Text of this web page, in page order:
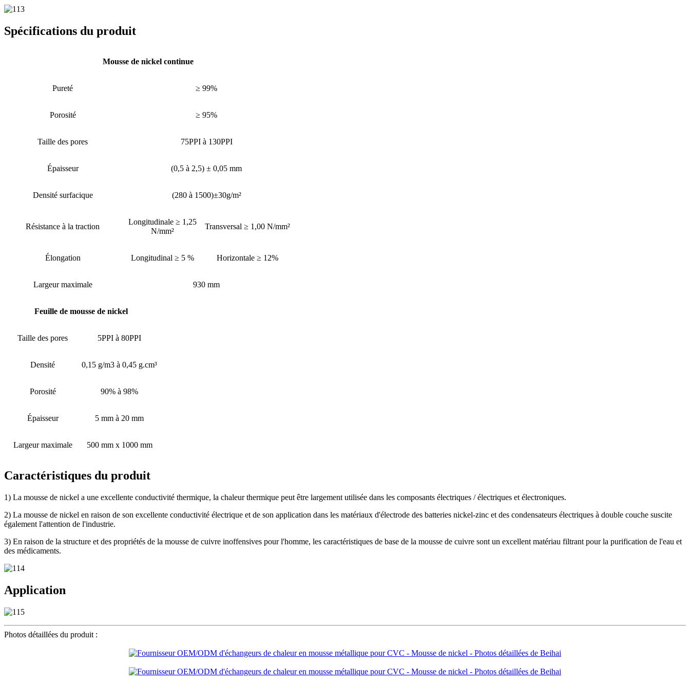
Spécifications du produit
Mousse de nickel continue
Pureté ≥ 99%
Porosité ≥ 95%
Taille des pores 75PPI à 130PPI
Épaisseur (0,5 à 2,5) ± 0,05 mm
Densité surfacique (280 à 1500)±30g/m²
Résistance à la traction
Longitudinale ≥ 1,25
N/mm²
Transversal ≥ 1,00 N/mm²
Élongation Longitudinal ≥ 5 % Horizontale ≥ 12%
Largeur maximale 930 mm
Feuille de mousse de nickel
Taille des pores 5PPI à 80PPI
Densité 0,15 g/m3 à 0,45 g.cm³
Porosité 90% à 98%
Épaisseur 5 mm à 20 mm
Largeur maximale 500 mm x 1000 mm
Caractéristiques du produit
1) La mousse de nickel a une excellente conductivité thermique, la chaleur thermique peut être largement utilisée dans les composants électriques / électriques et électroniques.
2) La mousse de nickel en raison de son excellente conductivité électrique et de son application dans les matériaux d'électrode des batteries nickel-zinc et des condensateurs électriques à double couche suscite
également l'attention de l'industrie.
3) En raison de la structure et des propriétés de la mousse de cuivre inoffensives pour l'homme, les caractéristiques de base de la mousse de cuivre sont un excellent matériau filtrant pour la purification de l'eau et
des médicaments.
Application
Photos détaillées du produit :